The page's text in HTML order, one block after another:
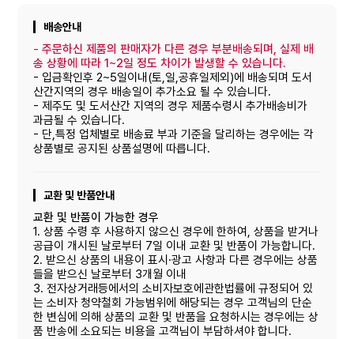
배송안내
-주문하신 제품의 판매자가 다른 경우 부분배송되며, 실제 배
송 상황에 따라 1~2일 정도 차이가 발생할 수 있습니다.
- 입금확인후 2~5일이내(토,일,공휴일제외)에 배송되며 도서
산간지역의 경우 배송일이 추가소요 될 수 있습니다.
- 제주도 및 도서산간 지역의 경우 제품수령시 추가배송비가
과금될 수 있습니다.
- 단,특정 업체별로 배송료 부과 기준을 달리하는 경우에는 각
상품별로 공지된 상품설명에 따릅니다.
교환 및 반품안내
교환 및 반품이 가능한 경우
1. 상품 수령 후 사용하지 않으신 경우에 한하여, 상품을 받거나
공급이 개시된 날로부터 7일 이내 교환 및 반품이 가능합니다.
2. 받으신 상품의 내용이 표시·광고 사항과 다른 경우에는 상품
들을 받으신 날로부터 3개월 이내
3. 전자상거래등에서의 소비자보호에관한법률에 규정되어 있
는 소비자 청약철회 가능범위에 해당되는 경우 고객님의 단순
한 변심에 의해 상품의 교환 및 반품을 요청하시는 경우에는 상
품 반송에 소요되는 비용을 고객님이 부담하셔야 합니다.